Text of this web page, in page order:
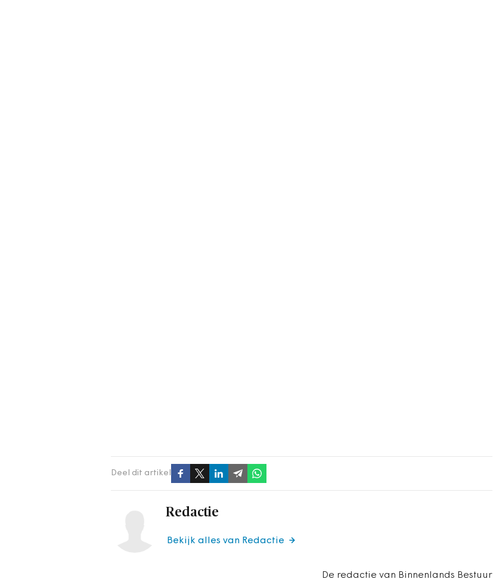
Deel dit artikel
Redactie
De redactie van Binnenlands Bestuur
Bekijk alles van Redactie